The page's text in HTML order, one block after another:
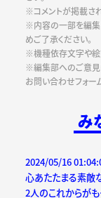
※コメントが掲載さ
※内容の一部を編集
めご了承ください。
※機種依存文字や絵
※編集部へのご意見
お問い合わせフォー
み
2024/05/16
心あたたまる素敵
2人のこれからが